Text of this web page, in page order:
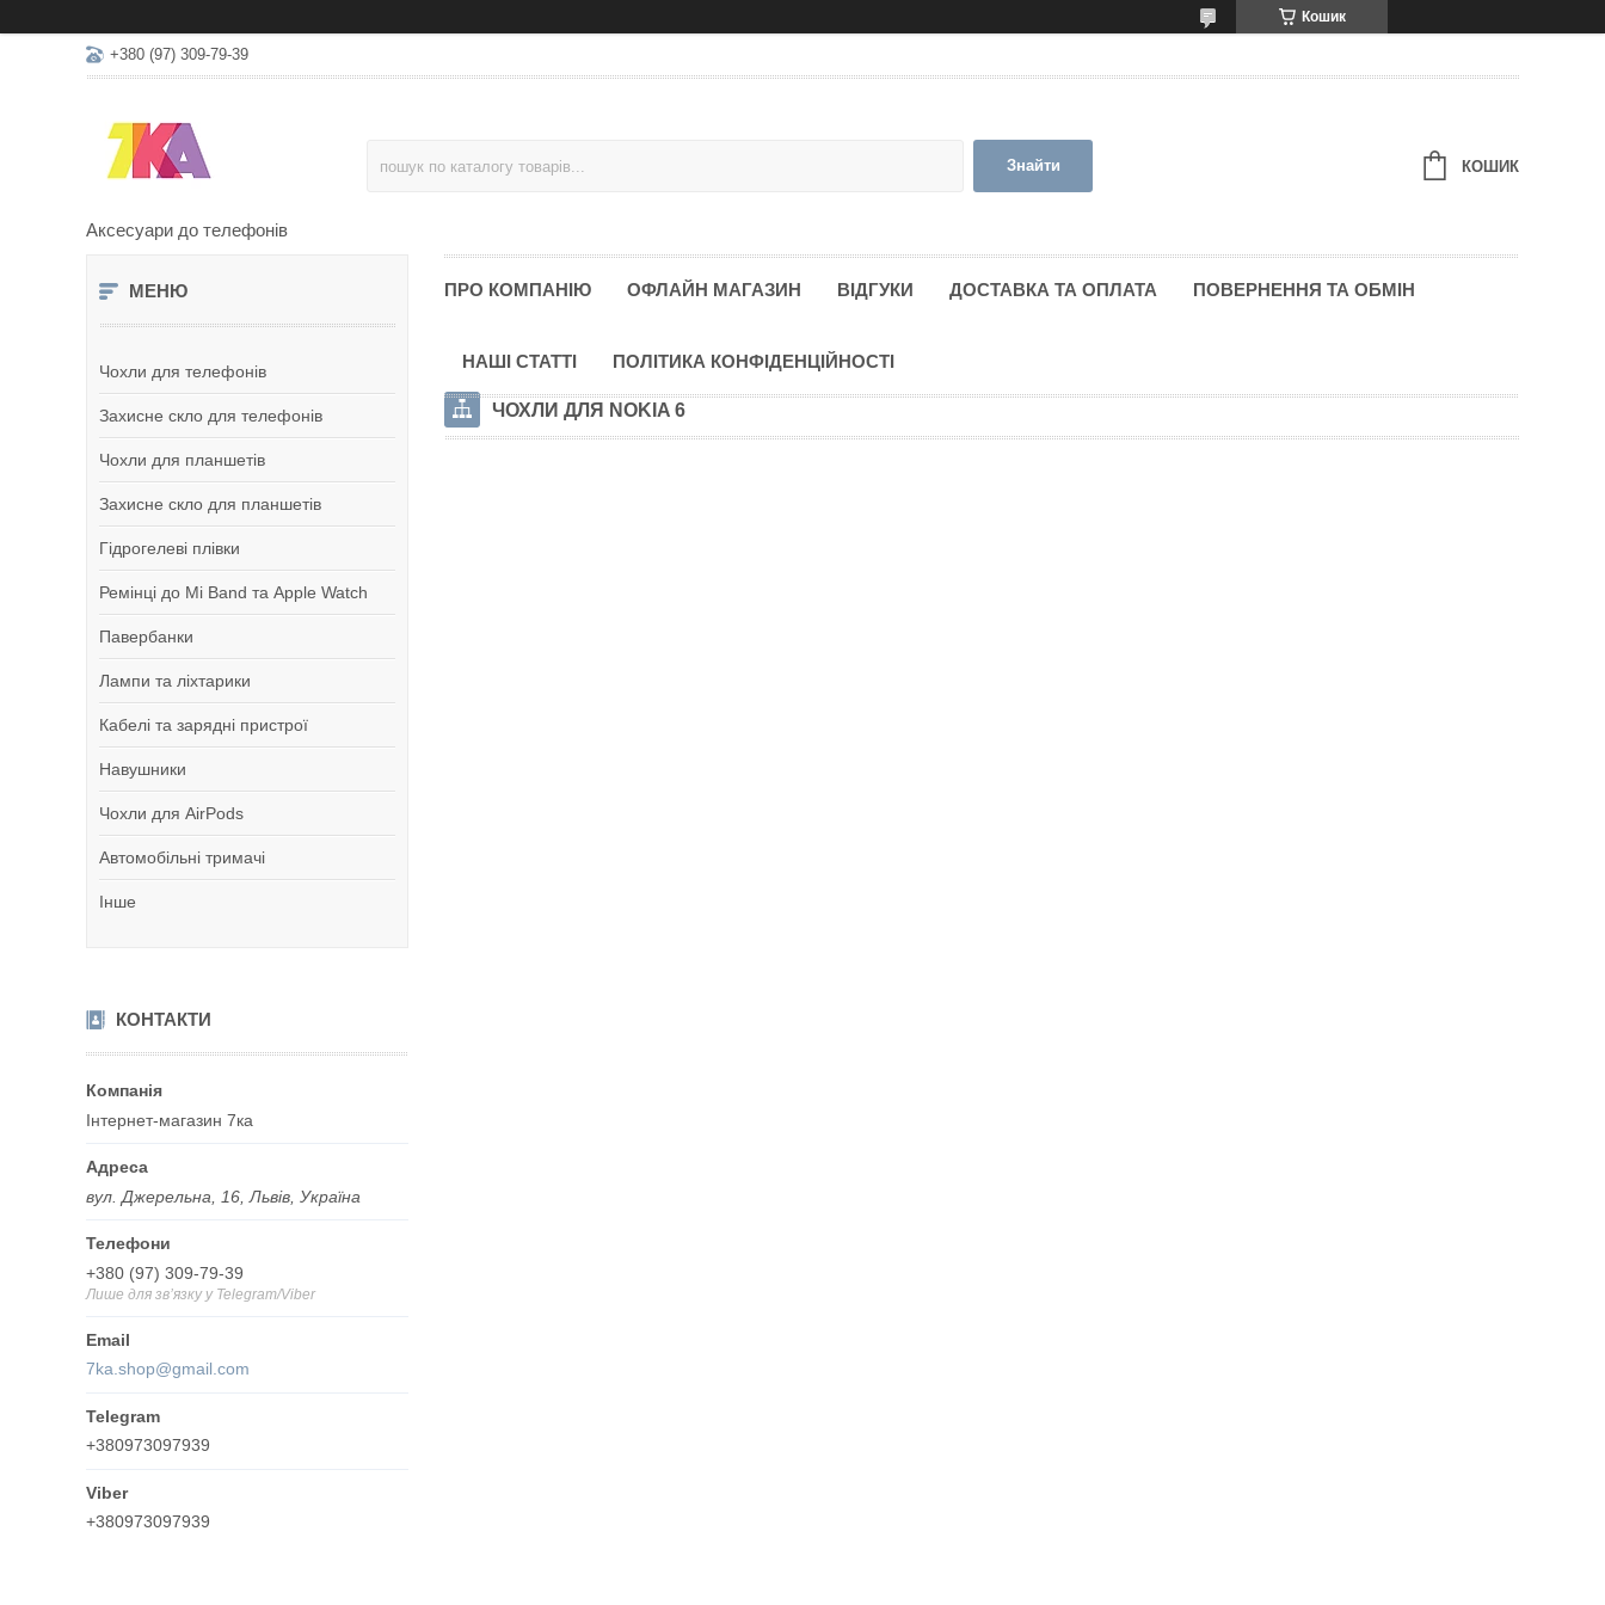
Кошик
+380 (97) 309-79-39
Аксесуари до телефонів
Знайти КОШИК
Чохли для телефонів
Захисне скло для телефонів
Чохли для планшетів
Захисне скло для планшетів
Гідрогелеві плівки
Ремінці до Mi Band та Apple Watch
Павербанки
Лампи та ліхтарики
Кабелі та зарядні пристрої
Навушники
Чохли для AirPods
Автомобільні тримачі
Інше
КОНТАКТИ
Інтернет-магазин 7ка
вул. Джерельна, 16, Львів, Україна
+380 (97) 309-79-39
Лише для звʼязку у Telegram/Viber
7ka.shop@gmail.com
+380973097939
+380973097939
ПРО КОМПАНІЮ ОФЛАЙН МАГАЗИН ВІДГУКИ ДОСТАВКА ТА ОПЛАТА ПОВЕРНЕННЯ ТА ОБМІН
НАШІ СТАТТІ ПОЛІТИКА КОНФІДЕНЦІЙНОСТІ
ЧОХЛИ ДЛЯ NOKIA 6